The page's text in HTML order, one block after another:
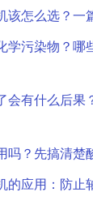
该怎么选？一
学污染物？哪
会有什么后果
吗？先搞清楚
的应用：防止